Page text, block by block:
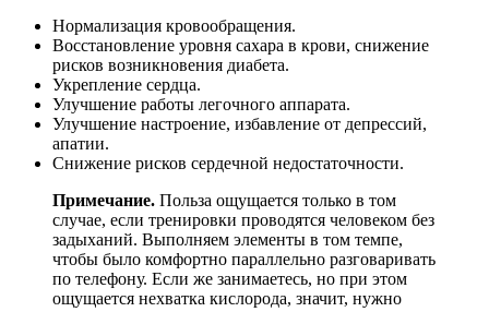
Нормализация кровообращения.
Восстановление уровня сахара в крови, снижение
рисков возникновения диабета.
Укрепление сердца.
Улучшение работы легочного аппарата.
Улучшение настроение, избавление от депрессий,
апатии.
Снижение рисков сердечной недостаточности.
Примечание. Польза ощущается только в том
случае, если тренировки проводятся человеком без
задыханий. Выполняем элементы в том темпе,
чтобы было комфортно параллельно разговаривать
по телефону. Если же занимаетесь, но при этом
ощущается нехватка кислорода, значит, нужно